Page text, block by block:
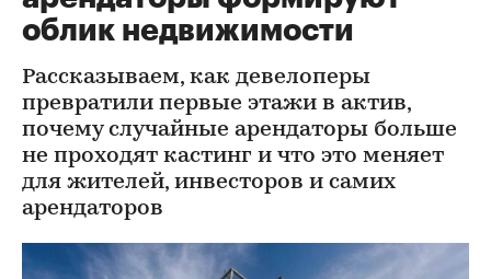
облик недвижимости
Рассказываем, как девелоперы
превратили первые этажи в актив,
почему случайные арендаторы больше
не проходят кастинг и что это меняет
для жителей, инвесторов и самих
арендаторов